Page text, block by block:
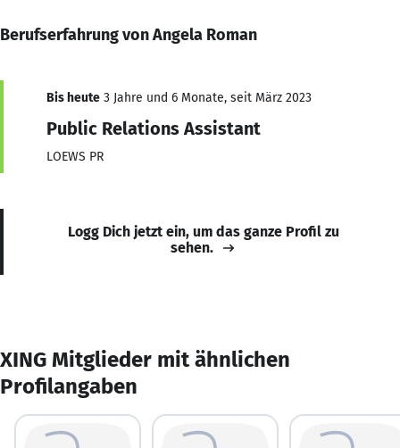
Berufserfahrung von Angela Roman
Bis heute 3 Jahre und 6 Monate, seit März 2023
Public Relations Assistant
LOEWS PR
Logg Dich jetzt ein, um das ganze Profil zu
sehen.
XING Mitglieder mit ähnlichen
Profilangaben